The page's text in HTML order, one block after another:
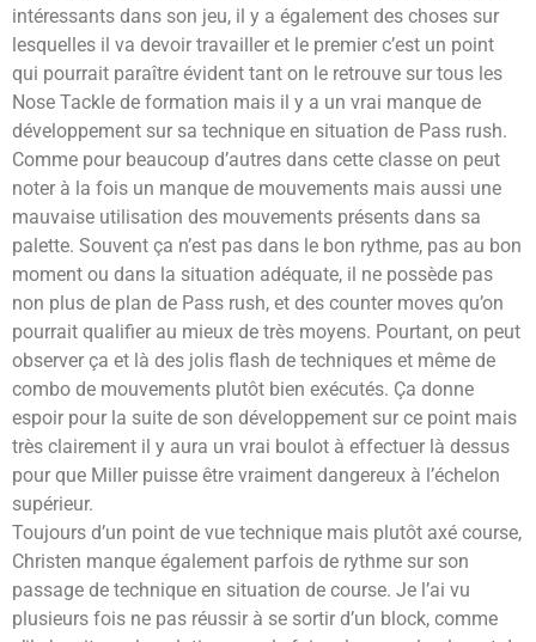
intéressants dans son jeu, il y a également des choses sur
lesquelles il va devoir travailler et le premier c’est un point
qui pourrait paraître évident tant on le retrouve sur tous les
Nose Tackle de formation mais il y a un vrai manque de
développement sur sa technique en situation de Pass rush.
Comme pour beaucoup d’autres dans cette classe on peut
noter à la fois un manque de mouvements mais aussi une
mauvaise utilisation des mouvements présents dans sa
palette. Souvent ça n’est pas dans le bon rythme, pas au bon
moment ou dans la situation adéquate, il ne possède pas
non plus de plan de Pass rush, et des counter moves qu’on
pourrait qualifier au mieux de très moyens. Pourtant, on peut
observer ça et là des jolis flash de techniques et même de
combo de mouvements plutôt bien exécutés. Ça donne
espoir pour la suite de son développement sur ce point mais
très clairement il y aura un vrai boulot à effectuer là dessus
pour que Miller puisse être vraiment dangereux à l’échelon
supérieur.
Toujours d’un point de vue technique mais plutôt axé course,
Christen manque également parfois de rythme sur son
passage de technique en situation de course. Je l’ai vu
plusieurs fois ne pas réussir à se sortir d’un block, comme